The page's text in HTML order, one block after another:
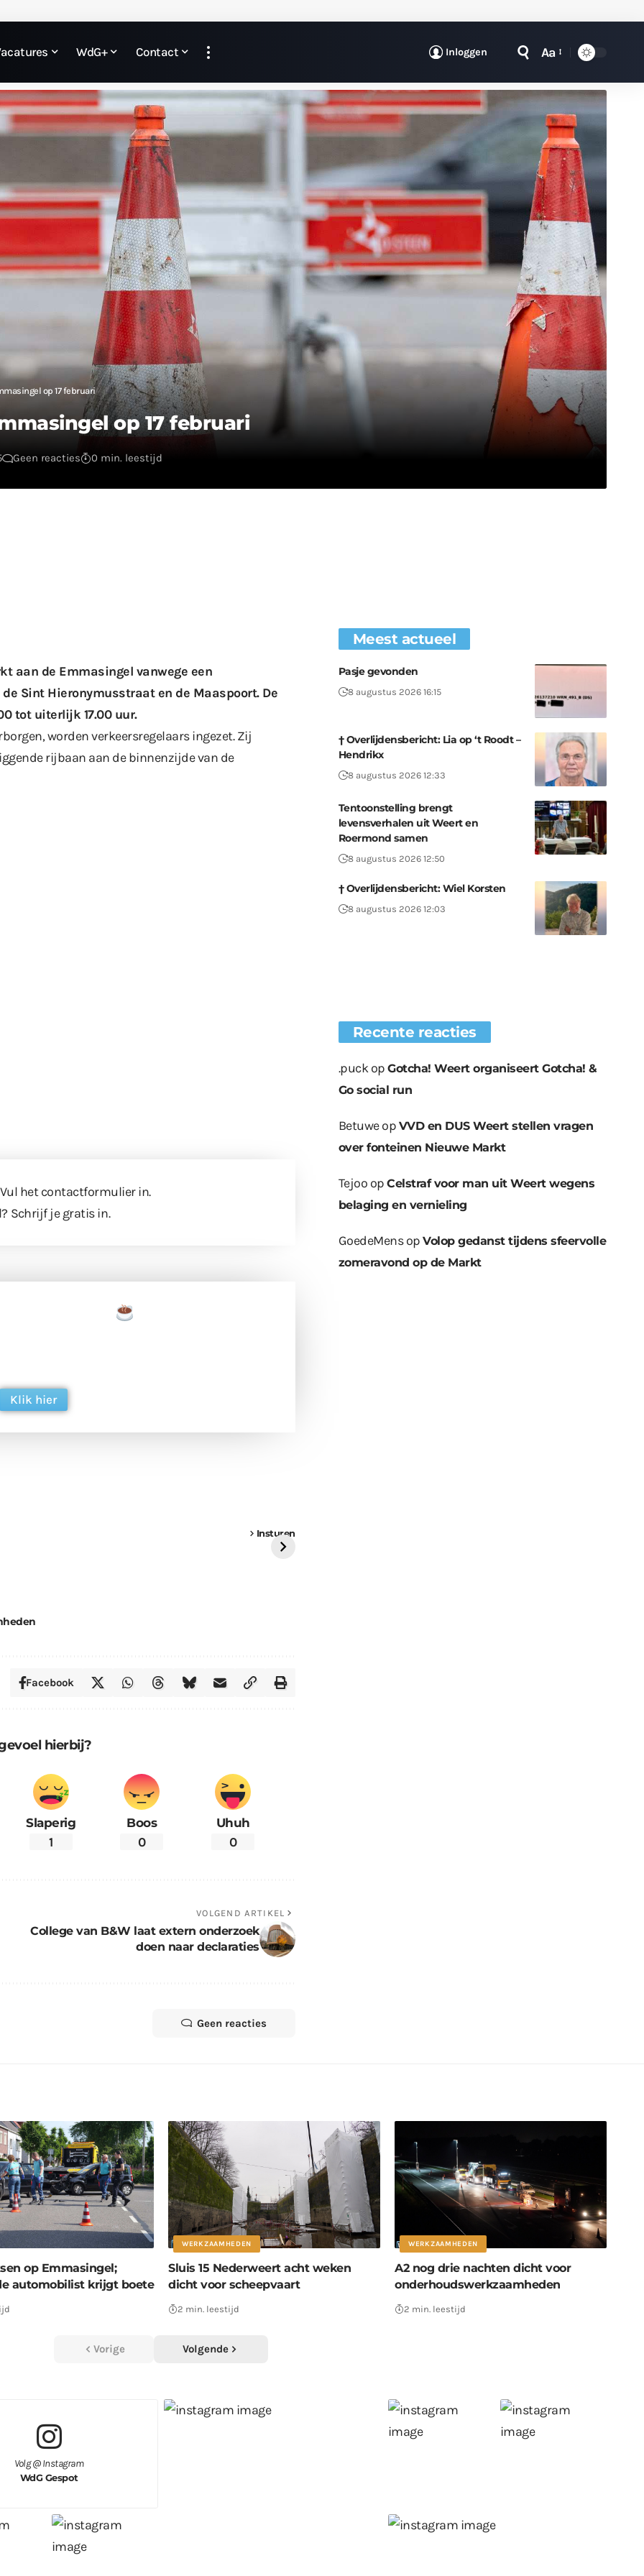
WdG+ Contact Inloggen Aa
op 17 februari
op 17 februari
Geen reacties 0 min. leestijd
aan de Emmasingel vanwege een
Sint Hieronymusstraat en de Maaspoort. De
tot uiterlijk 17.00 uur.
worden verkeersregelaars ingezet. Zij
rijbaan aan de binnenzijde van de
het contactformulierin.
Schrijf je gratis in.
Klik hier
Insturen
Facebook
hierbij?
Slaperig
1
Boos
0
Uhuh
0
VOLGEND ARTIKEL
College van B&W laat extern onderzoek
doen naar declaraties
Geen reacties
Meest actueel
Pasje gevonden
8 augustus 2026 16:15
† Overlijdensbericht: Lia op ‘t Roodt –
Hendrikx
8 augustus 2026 12:33
Tentoonstelling brengt
levensverhalen uit Weert en
Roermond samen
8 augustus 2026 12:50
† Overlijdensbericht: Wiel Korsten
8 augustus 2026 12:03
Recente reacties
.puckopGotcha! Weert organiseert Gotcha! &
Go social run
Betuweop VVD en DUS Weert stellen vragen
over fonteinen Nieuwe Markt
Tejoo opCelstraf voor man uit Weert wegens
belaging en vernieling
GoedeMensopVolop gedanst tijdens sfeervolle
zomeravond op de Markt
op Emmasingel;
automobilist krijgt boete
WERKZAAMHEDEN
Sluis 15 Nederweert acht weken
dicht voor scheepvaart
2 min. leestijd
WERKZAAMHEDEN
A2 nog drie nachten dicht voor
onderhoudswerkzaamheden
2 min. leestijd
Vorige Volgende
Volg @ Instagram
WdG Gespot